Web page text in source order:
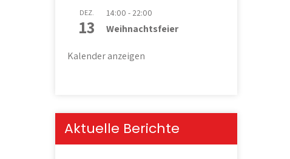
DEZ.
13
14:00 - 22:00
Weihnachtsfeier
Kalender anzeigen
Aktuelle Berichte